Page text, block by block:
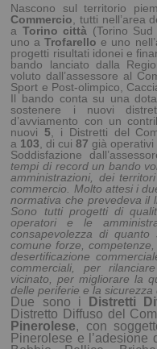
Nascono sul territorio
Commercio , tutti nell’area
a Torino città (Torino
uno aTrofarello e uno
progetti risultati idonei e
bando lanciato dalla
voluto dall’assessore al
Sport e Post-olimpico,
Il bando conta su una
sostenere i nuovi
d’avviamento con un
nuovi5 , i Distretti del
a 103 , di cui87 già operativi
Soddisfazione
tempi di record un bando
amministrazioni, dei
commercio. Molto attesi i
normativa che prevedeva il
Sono tutti progetti di
operatori e le
consapevolezza di
comune forze,
desertificazione
commerciali, per
vicinato, per migliorare la
delle periferie e la sicurezza
Due sono i Distretti
Distretto Diffuso del
Pinerolese, con
Pinerolese e